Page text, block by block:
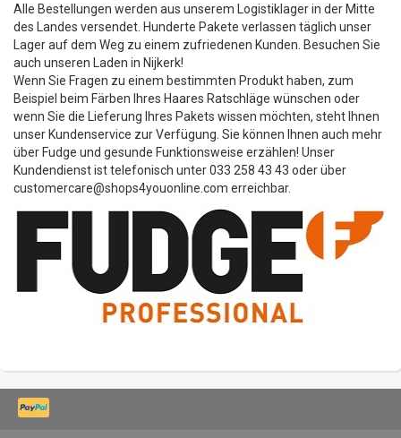
Alle Bestellungen werden aus unserem Logistiklager in der Mitte
des Landes versendet. Hunderte Pakete verlassen täglich unser
Lager auf dem Weg zu einem zufriedenen Kunden. Besuchen Sie
auch unseren Laden in Nijkerk!
Wenn Sie Fragen zu einem bestimmten Produkt haben, zum
Beispiel beim Färben Ihres Haares Ratschläge wünschen oder
wenn Sie die Lieferung Ihres Pakets wissen möchten, steht Ihnen
unser Kundenservice zur Verfügung. Sie können Ihnen auch mehr
über Fudge und gesunde Funktionsweise erzählen! Unser
Kundendienst ist telefonisch unter 033 258 43 43 oder über
customercare@shops4youonline.com erreichbar.